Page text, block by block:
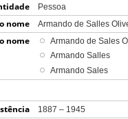
Pessoa
nome Armando de Salles
nome
Armando de Sales
Armando Salles
Armando Sales
1887 – 1945